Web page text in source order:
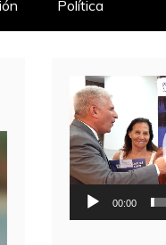
Política
Reproductor
de
video
00:00